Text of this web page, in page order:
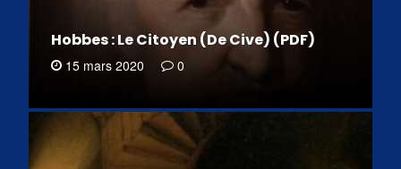
Hobbes : Le Citoyen (De Cive) (PDF)
15 mars 2020 0